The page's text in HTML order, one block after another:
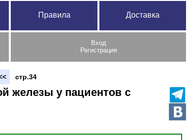
Правила Доставка
Вход
Регистрация
стр.34
железы у пациентов с